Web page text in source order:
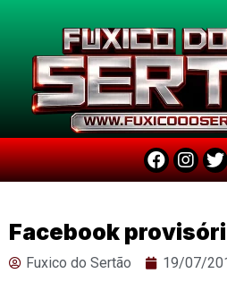
Facebook
Fuxico do Sertão 19/07/